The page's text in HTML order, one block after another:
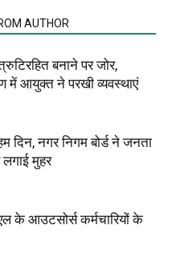
AUTHOR
बनाने पर जोर,
में आयुक्त ने परखी व्यवस्थाएं
दिन, नगर निगम बोर्ड ने जनता
मुहर
के आउटसोर्स कर्मचारियों के